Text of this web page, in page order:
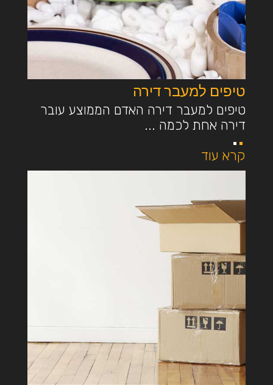
טיפים למעבר דירה
טיפים למעבר דירה האדם הממוצע עובר
דירה אחת לכמה ...
קרא עוד